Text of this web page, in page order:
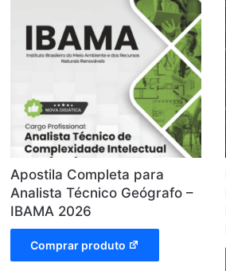
Apostila Completa para
Analista Técnico Geógrafo –
IBAMA 2026
Comprar produto